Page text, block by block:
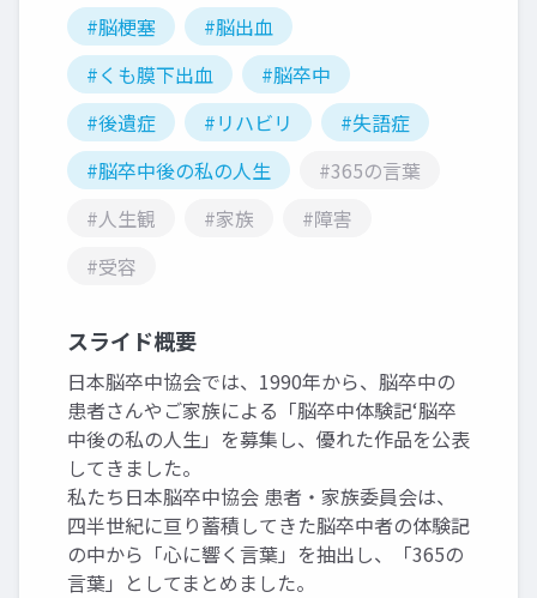
#脳梗塞
#脳出血
#くも膜下出血
#脳卒中
#後遺症
#リハビリ
#失語症
#脳卒中後の私の人生
#365の言葉
#人生観
#家族
#障害
#受容
スライド概要
日本脳卒中協会では、1990年から、脳卒中の
患者さんやご家族による「脳卒中体験記‘脳卒
中後の私の人生」を募集し、優れた作品を公表
してきました。
私たち日本脳卒中協会 患者・家族委員会は、
四半世紀に亘り蓄積してきた脳卒中者の体験記
の中から「心に響く言葉」を抽出し、「365の
言葉」としてまとめました。